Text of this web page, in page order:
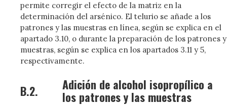
permite corregir el efecto de la matriz en la
determinación del arsénico. El telurio se añade a los
patrones y las muestras en línea, según se explica en el
apartado 3.10, o durante la preparación de los patrones y
muestras, según se explica en los apartados 3.11 y 5,
respectivamente.
B.2. Adición de alcohol isopropílico a
los patrones y las muestras